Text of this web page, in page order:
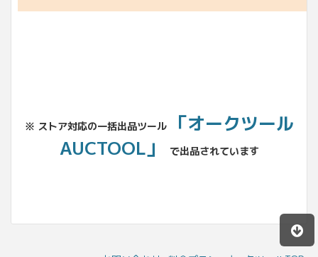
※ ストア対応の一括出品ツール
「オークツール
AUCTOOL」
で出品されています